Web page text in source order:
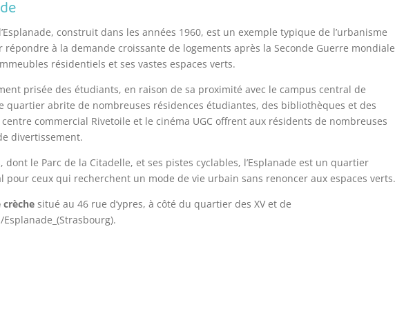
construit dans les années 1960, est un exemple typique de l’urbanisme
répondre à la demande croissante de logements après la Seconde Guerre
résidentiels et ses vastes espaces verts.
prisée des étudiants, en raison de sa proximité avec le campus central de
quartier abrite de nombreuses résidences étudiantes, des bibliothèques et des
commercial Rivetoile et le cinéma UGC offrent aux résidents de nombreuses
divertissement.
dont le Parc de la Citadelle, et ses pistes cyclables, l’Esplanade est un quartier
pour ceux qui recherchent un mode de vie urbain sans renoncer aux espaces
crèche situé au 46 rue d’ypres, à côté du quartier des XV et de